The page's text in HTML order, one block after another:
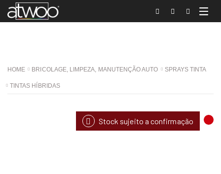
HOME BRICOLAGE, LIMPEZA, MANUTENÇÃO AUTO SPRAYS TINTA
TINTAS HÍBRIDAS
Stock sujeito a confirmação